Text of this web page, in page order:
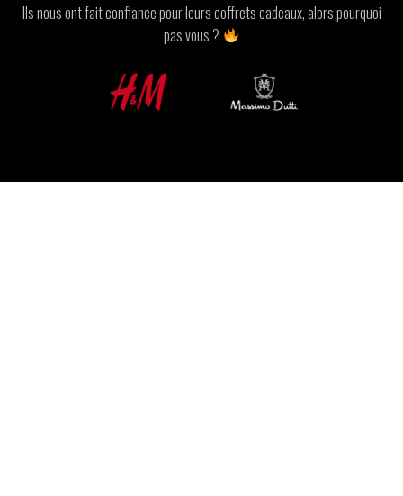
Ils nous ont fait confiance pour leurs coffrets cadeaux, alors pourquoi
pas vous ?